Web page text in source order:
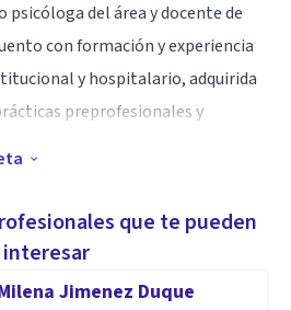
psicóloga del área y docente de
con formación y experiencia
y hospitalario, adquirida
preprofesionales y
desarrollo integral de las
trabajo conjunto basado en la
y el compromiso profesional,
que te pueden
interesar
Jimenez Duque